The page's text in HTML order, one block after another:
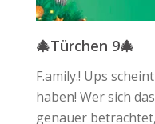
🎄Türchen 9🎄
F.amily.! Ups
haben! Wer sich
genauer